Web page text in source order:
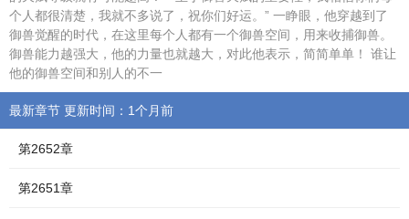
个人都很清楚，我就不多说了，祝你们好运。” 一睁眼，他穿越到了
御兽觉醒的时代，在这里每个人都有一个御兽空间，用来收捕御兽。
御兽能力越强大，他的力量也就越大，对此他表示，简简单单！ 谁让
他的御兽空间和别人的不一
最新章节 更新时间：1个月前
第2652章
第2651章